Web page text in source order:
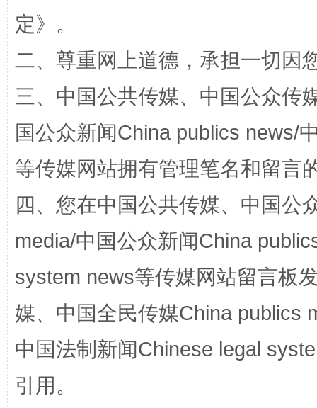
定》。
二、尊重网上道德，承担一切因
三、中国公共传媒、中国公众传
国公众新闻China publics news/
等传媒网站拥有管理笔名和留言
四、您在中国公共传媒、中国公
media/中国公众新闻China
system news等传媒网站留言板
媒、中国全民传媒China publics
中国法制新闻Chinese legal
引用。